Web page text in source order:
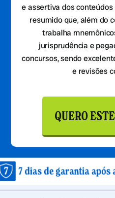
e assertiva dos
resumido que, além do
trabalha
jurisprudência e
concursos, sendo
e revisões
QUERO
garantia após a compra